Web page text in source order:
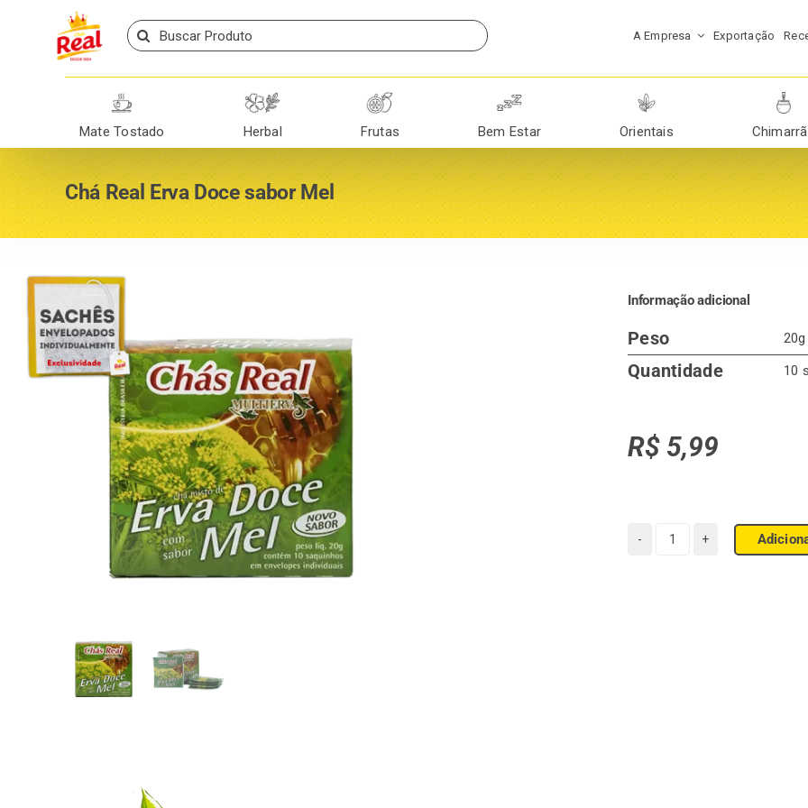
Search
for:
A Empresa Exportação
Mate Tostado Herbal Frutas Bem Estar Orientais
Chá Real Erva Doce sabor Mel
Informação adicional
Peso 20g
Quantidade 10
R$5,99
Chá